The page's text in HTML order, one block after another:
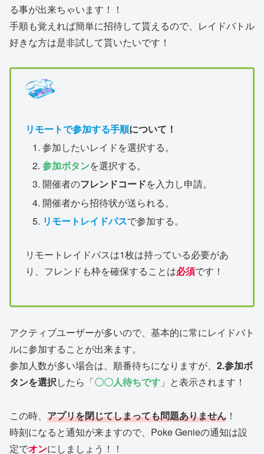
る事が出来ちゃいます！！
手順も覚えれば簡単に招待して貰えるので、レイドバトル
好きな方は是非試して貰いたいです！
リモートで参加する手順について！
参加したいレイドを選択する。
参加ボタンを選択する。
開催者のフレンドコードを入力し申請。
開催者から招待状が送られる。
リモートレイドパスで参加する。
リモートレイドパスは1枚は持っている必要があ
り、フレンドも枠を確保することは必須です！
アクティブユーザーが多いので、基本的に常にレイドバト
ルに参加することが出来ます。
参加人数が多い場合は、順番待ちになりますが、 2.参加ボ
タンを選択したら「〇〇人待ちです 」と表示されます！
この時、 アプリを閉じてしまっても問題ありません ！
時刻になると通知が来ますので、Poke Genieの通知は設
定でオンにしましょう！！